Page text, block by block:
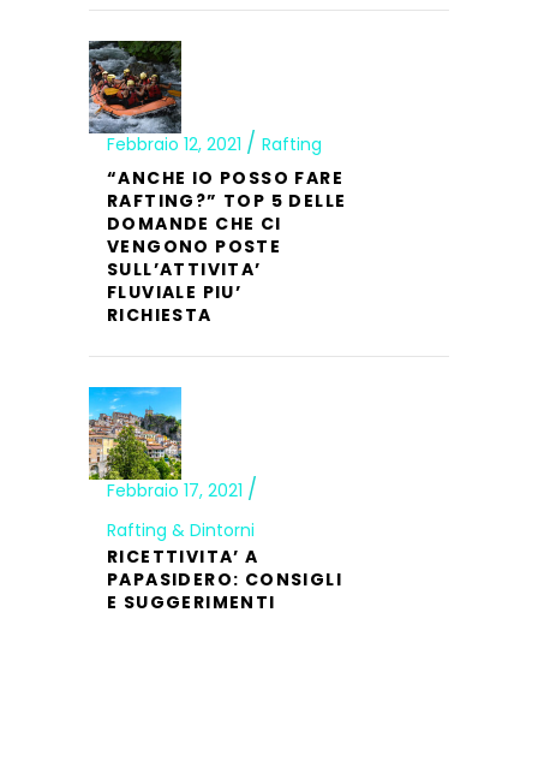
Febbraio 12, 2021
Rafting
“ANCHE IO POSSO FARE
RAFTING?” TOP 5 DELLE
DOMANDE CHE CI
VENGONO POSTE
SULL’ATTIVITA’
FLUVIALE PIU’
RICHIESTA
Febbraio 17, 2021
Rafting & Dintorni
RICETTIVITA’ A
PAPASIDERO: CONSIGLI
E SUGGERIMENTI